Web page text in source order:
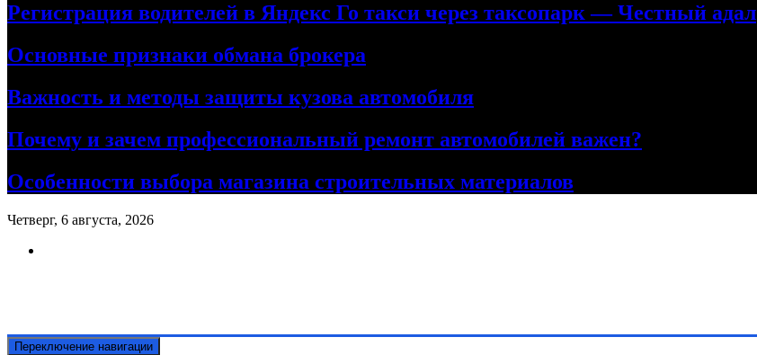
Регистрация водителей в Яндекс Го такси через таксопарк — Честный адал
Основные признаки обмана брокера
Важность и методы защиты кузова автомобиля
Почему и зачем профессиональный ремонт автомобилей важен?
Особенности выбора магазина строительных материалов
Четверг, 6 августа, 2026
Переключение навигации